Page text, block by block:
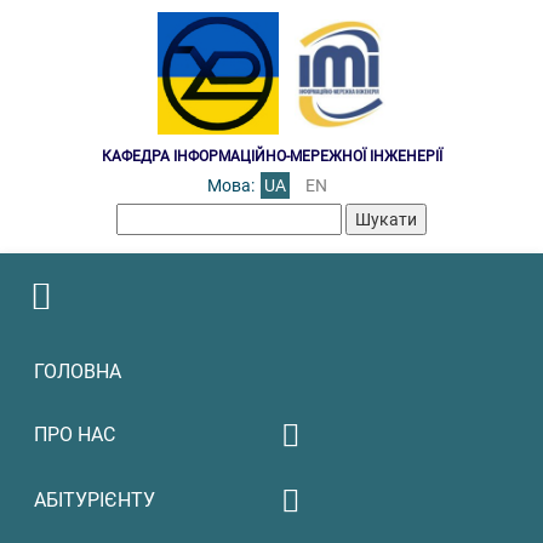
КАФЕДРА ІНФОРМАЦІЙНО-МЕРЕЖНОЇ ІНЖЕНЕРІЇ
Мова: UA
EN
ГОЛОВНА
ПРО НАС
Щорічнe оцінювання/
АБІТУРІЄНТУ